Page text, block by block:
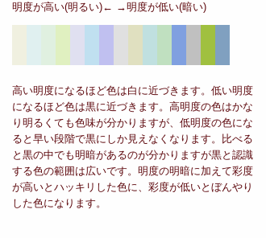
明度が高い(明るい)← →明度が低い(暗い)
高い明度になるほど色は白に近づきます。低い明度
になるほど色は黒に近づきます。高明度の色はかな
り明るくても色味が分かりますが、低明度の色にな
ると早い段階で黒にしか見えなくなります。比べる
と黒の中でも明暗があるのが分かりますが黒と認識
する色の範囲は広いです。明度の明暗に加えて彩度
が高いとハッキリした色に、彩度が低いとぼんやり
した色になります。